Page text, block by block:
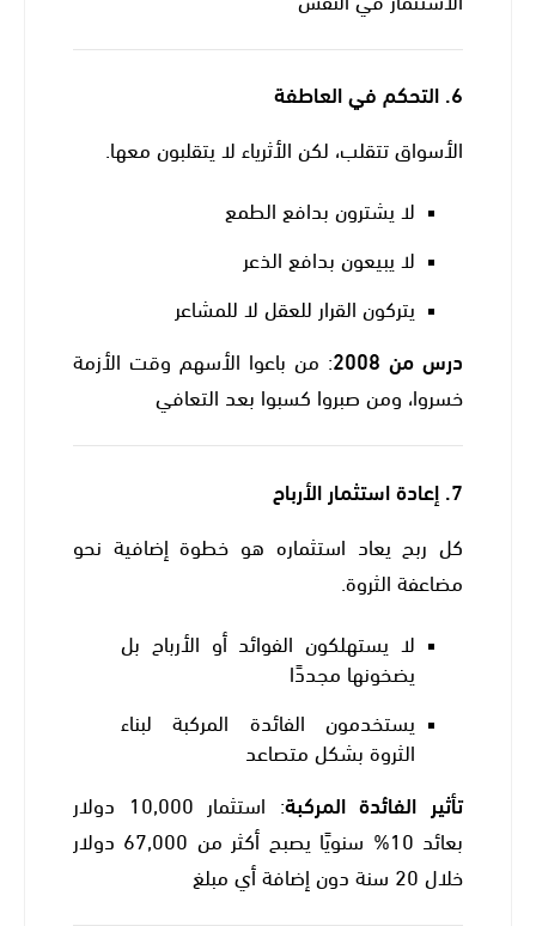
6. التحكم في العاطفة
الأسواق تتقلب، لكن الأثرياء لا يتقلبون معها.
لا يشترون بدافع الطمع
لا يبيعون بدافع الذعر
يتركون القرار للعقل لا للمشاعر
درس من 2008
: من باعوا الأسهم وقت الأزمة
خسروا، ومن صبروا كسبوا بعد التعافي
7. إعادة استثمار الأرباح
كل ربح يعاد استثماره هو خطوة إضافية نحو
مضاعفة الثروة.
لا يستهلكون الفوائد أو الأرباح بل
يضخونها مجددًا
يستخدمون الفائدة المركبة لبناء
الثروة بشكل متصاعد
تأثير الفائدة المركبة
: استثمار 10,000 دولار
بعائد 10% سنويًا يصبح أكثر من 67,000 دولار
خلال 20 سنة دون إضافة أي مبلغ